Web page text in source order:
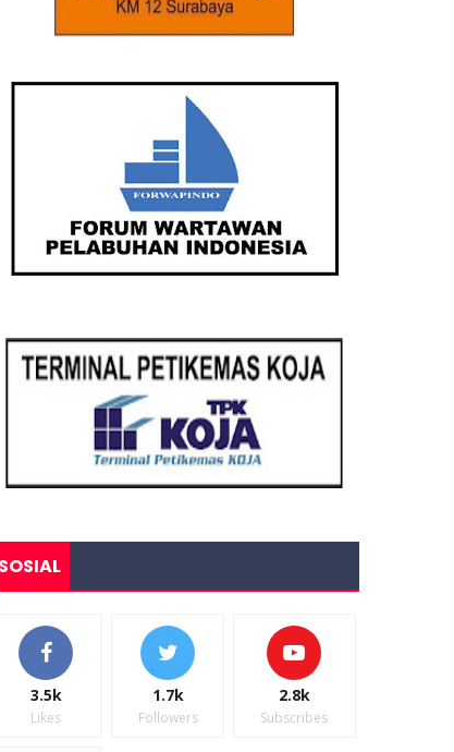
SOSIAL
3.5k
Likes
1.7k
Followers
2.8k
Subscribes